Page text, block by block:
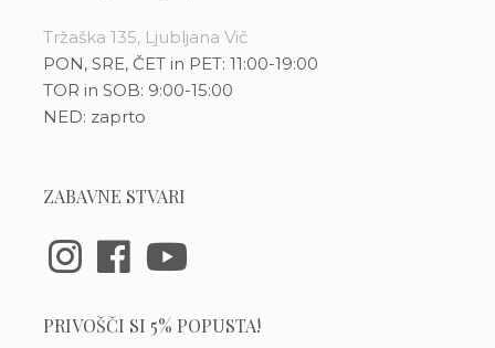
Tržaška 135, Ljubljana Vič
PON, SRE, ČET in PET: 11:00-19:00
TOR in SOB: 9:00-15:00
NED: zaprto
ZABAVNE STVARI
PRIVOŠČI SI 5% POPUSTA!